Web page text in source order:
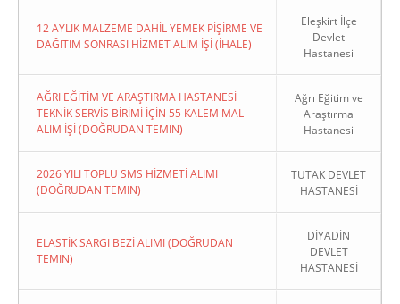
12 AYLIK MALZEME DAHİL YEMEK PİŞİRME VE
DAĞITIM SONRASI HİZMET ALIM İŞİ (İHALE)
Eleşkirt İlçe
Devlet
Hastanesi
AĞRI EĞİTİM VE ARAŞTIRMA HASTANESİ
TEKNİK SERVİS BİRİMİ İÇİN 55 KALEM MAL
ALIM İŞİ (DOĞRUDAN TEMIN)
Ağrı Eğitim ve
Araştırma
Hastanesi
2026 YILI TOPLU SMS HİZMETİ ALIMI
(DOĞRUDAN TEMIN)
TUTAK DEVLET
HASTANESİ
ELASTİK SARGI BEZİ ALIMI (DOĞRUDAN
TEMIN)
DİYADİN
DEVLET
HASTANESİ